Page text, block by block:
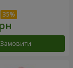
Замовити